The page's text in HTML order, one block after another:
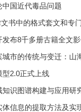
国近代毒品问题
书中的格式套文和专
布8千多册古籍全文
市的传统与变迁：山
2.0正式上线
识图谱构建与应用研
信息的提取方法及实